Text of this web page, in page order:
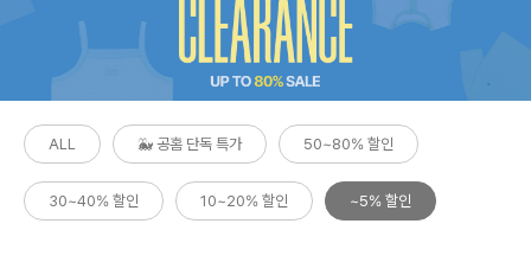
ALL 🐳 공홈 단독 특가 50~80% 할인
30~40% 할인 10~20% 할인 ~5% 할인